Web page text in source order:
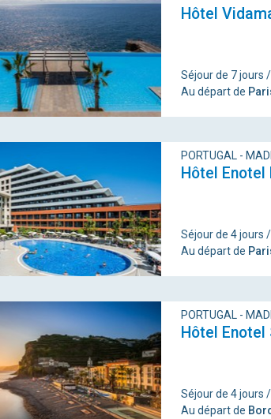
Hôtel
Séjour de 7 jours
Au départ de
PORTUGAL -
Hôtel Enotel
Séjour de 4 jours
Au départ de
PORTUGAL -
Hôtel Enotel
Séjour de 4 jours
Au départ de